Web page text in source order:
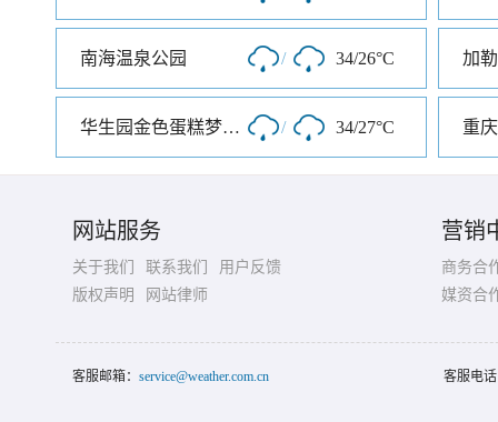
南海温泉公园 / 34/26°C 加
华生园金色蛋糕梦幻王国 / 34/27°C
网站服务
关于我们 联系我们
用户反馈
版权声明
网站律师
营销
商务合
媒资合
客服邮箱： service@weather.com.cn 客服电